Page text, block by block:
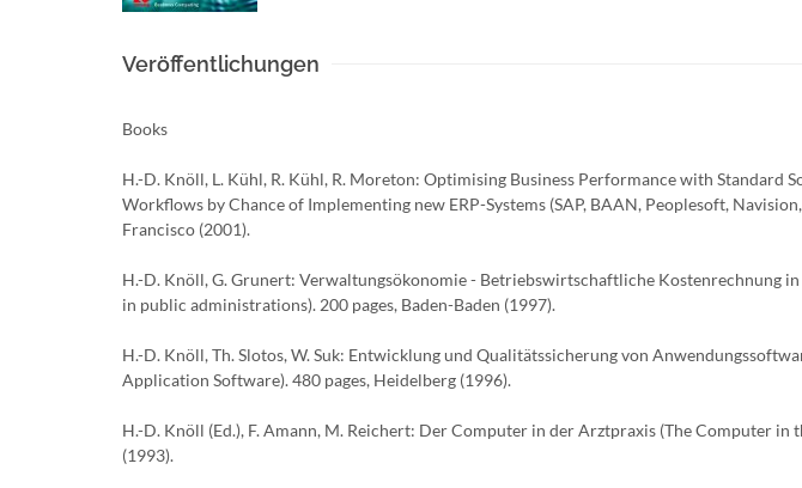
Veröffentlichungen
Books
H.-D. Knöll, L. Kühl, R. Kühl, R. Moreton: Optimising Business Performance with Standard
Workflows by Chance of Implementing new ERP-Systems (SAP, BAAN, Peoplesoft,
Francisco (2001).
H.-D. Knöll, G. Grunert: Verwaltungsökonomie - Betriebswirtschaftliche Kostenrechnung
in public administrations). 200 pages, Baden-Baden (1997).
H.-D. Knöll, Th. Slotos, W. Suk: Entwicklung und Qualitätssicherung von
Application Software). 480 pages, Heidelberg (1996).
H.-D. Knöll (Ed.), F. Amann, M. Reichert: Der Computer in der Arztpraxis (The Computer in
(1993).